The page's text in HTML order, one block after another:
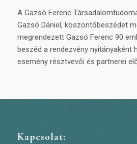
A Gazsó Ferenc
Gazsó Dániel, köszöntőbeszédet
megrendezett Gazsó Ferenc 90
beszéd a rendezvény nyitányaként
esemény résztvevői és partnerei
Kapcsolat: